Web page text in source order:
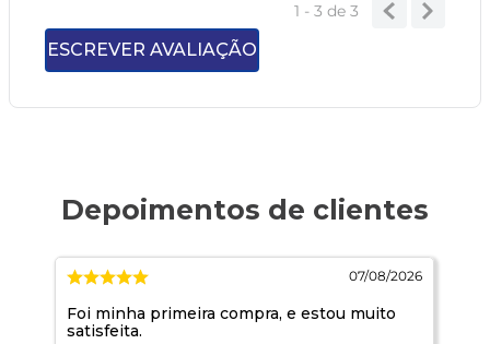
1 - 3de 3
ESCREVER AVALIAÇÃO
07/08/2026
Foi minha primeira compra, e estou muito
satisfeita.